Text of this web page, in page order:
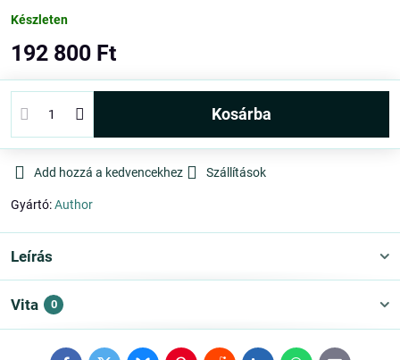
Készleten
192 800 Ft
kosárba
Add hozzá a kedvencekhez Szállítások
Gyártó:Author
Leírás
Vita 0